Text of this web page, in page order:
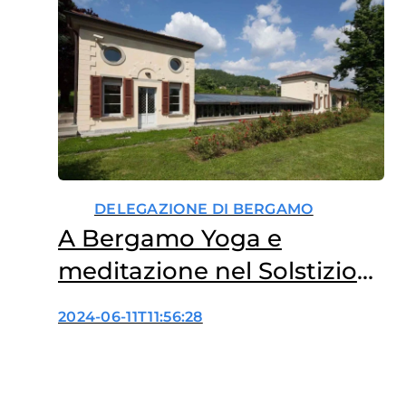
DELEGAZIONE DI BERGAMO
A Bergamo Yoga e
meditazione nel Solstizio
d’estate a sostegno
2024-06-11T11:56:28